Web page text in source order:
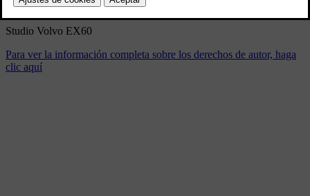
Descargar
Studio Volvo EX60
Para ver la información completa sobre los derechos de autor, haga
clic aquí